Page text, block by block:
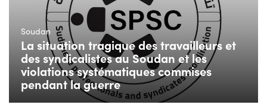
Soudan
La situation tragique des travailleurs et
des syndicalistes au Soudan et les
violations systématiques commises
pendant la guerre